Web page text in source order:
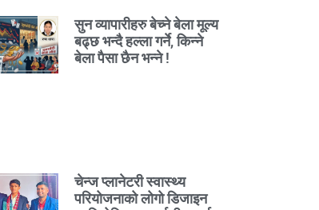
सुन व्यापारीहरु बेच्ने बेला मूल्य
बढ्छ भन्दै हल्ला गर्ने, किन्ने
बेला पैसा छैन भन्ने !
चेन्ज प्लानेटरी स्वास्थ्य
परियोजनाको लोगो डिजाइन